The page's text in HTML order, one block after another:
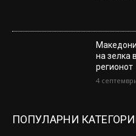
на зелка
регионот
4
ПОПУЛАРНИ